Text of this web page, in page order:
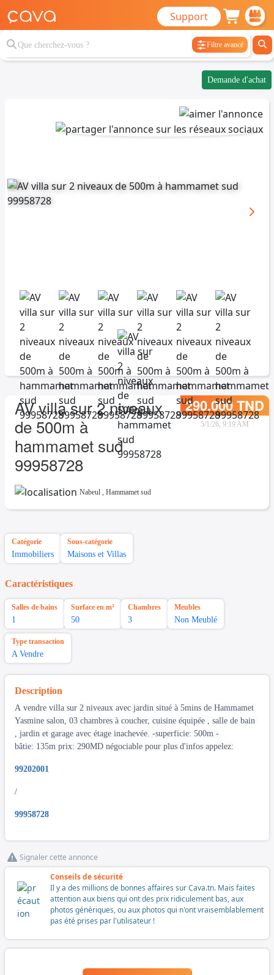
Support
Filtre avancé
Demande d'achat
AV villa sur 2 niveaux
de 500m à
hammamet sud
99958728
290.000 TND
5/1/26, 9:19 AM
Nabeul , Hammamet sud
Catégorie
Immobiliers
Sous-catégorie
Maisons et Villas
Caractéristiques
Salles de bains
1
Surface en m²
50
Chambres
3
Meubles
Non Meublé
Type transaction
A Vendre
Description
A vendre villa sur 2 niveaux avec jardin situé à 5mins de Hammamet
Yasmine salon, 03 chambres à coucher, cuisine équipée , salle de bain
, jardin et garage avec étage inachevée. -superficie: 500m -
bâtie: 135m prix: 290MD négociable pour plus d'infos appelez:
99202001
/
99958728
Signaler cette annonce
Conseils de sécurité
Il y a des millions de bonnes affaires sur Cava.tn. Mais faites
attention aux biens qui ont des prix ridiculement bas, aux
photos génériques, ou aux photos qui n'ont vraisemblablement
pas été prises par l'utilisateur !